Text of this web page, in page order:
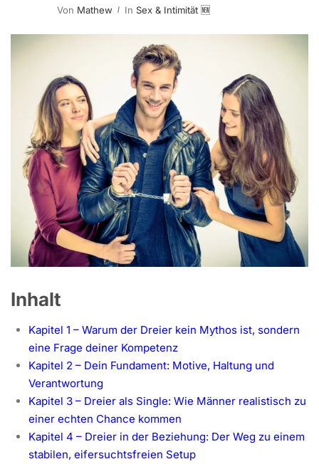
Von Mathew In Sex & Intimität 🆕
Inhalt
Kapitel 1 – Warum der Dreier kein Mythos ist, sondern
eine Frage deiner Kompetenz
Kapitel 2 – Dein Fundament: Motive, Haltung und
Verantwortung
Kapitel 3 – Dreier als Single: Wie Männer realistisch zu
einer echten Chance kommen
Kapitel 4 – Dreier in der Beziehung: Der Weg zu einem
stabilen, eifersuchtsfreien Setup